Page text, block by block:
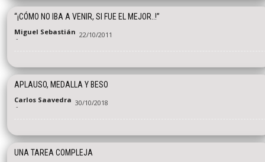
“¡CÓMO NO IBA A VENIR, SI FUE EL MEJOR..!”
Miguel Sebastián
- 22/10/2011
APLAUSO, MEDALLA Y BESO
Carlos Saavedra
- 30/10/2018
UNA TAREA COMPLEJA